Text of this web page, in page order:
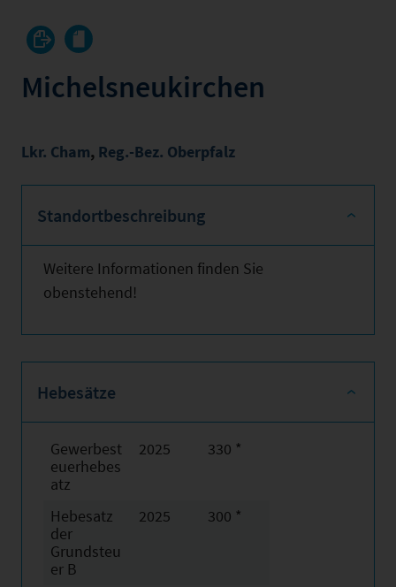
Michelsneukirchen
Lkr. Cham, Reg.-Bez. Oberpfalz
Standortbeschreibung
Weitere Informationen finden Sie
obenstehend!
Hebesätze
Gewerbest
euerhebes
atz
2025 330 *
Hebesatz
der
Grundsteu
er B
2025 300 *